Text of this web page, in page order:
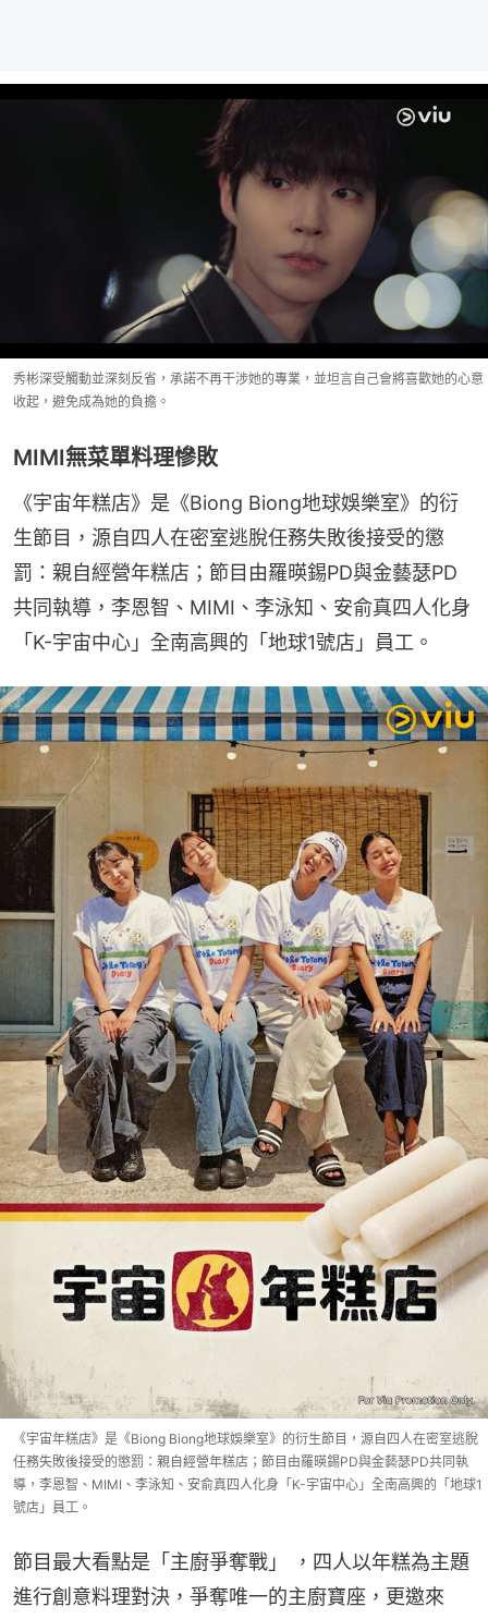
秀彬深受觸動並深刻反省，承諾不再干涉她的專業，並坦言自己會將喜歡她的心意
收起，避免成為她的負擔。
MIMI無菜單料理慘敗
《宇宙年糕店》是《Biong Biong地球娛樂室》的衍
生節目，源自四人在密室逃脫任務失敗後接受的懲
罰：親自經營年糕店；節目由羅暎錫PD與金藝瑟PD
共同執導，李恩智、MIMI、李泳知、安俞真四人化身
「K-宇宙中心」全南高興的「地球1號店」員工。
《宇宙年糕店》是《Biong Biong地球娛樂室》的衍生節目，源自四人在密室逃脫
任務失敗後接受的懲罰：親自經營年糕店；節目由羅暎錫PD與金藝瑟PD共同執
導，李恩智、MIMI、李泳知、安俞真四人化身「K-宇宙中心」全南高興的「地球1
號店」員工。
節目最大看點是「主廚爭奪戰」 ，四人以年糕為主題
進行創意料理對決，爭奪唯一的主廚寶座，更邀來